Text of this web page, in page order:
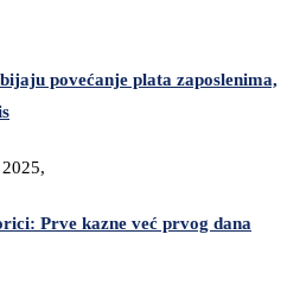
povećanje plata zaposlenima,
Prve kazne već prvog dana